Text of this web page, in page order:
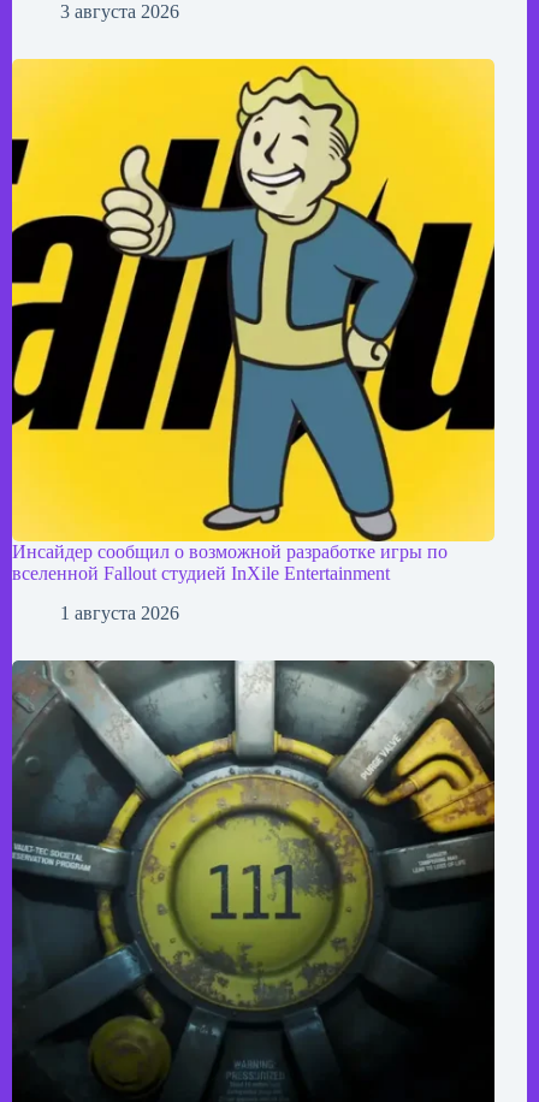
3 августа 2026
Инсайдер сообщил о возможной разработке игры по
вселенной Fallout студией InXile Entertainment
1 августа 2026